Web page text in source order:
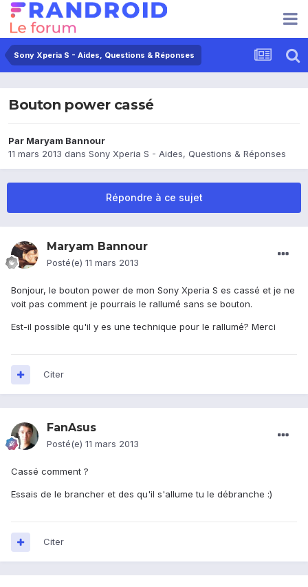
Sony Xperia S - Aides, Questions & Réponses
Bouton power cassé
Par Maryam Bannour
11 mars 2013 dans Sony Xperia S - Aides, Questions & Réponses
Répondre à ce sujet
Maryam Bannour
Posté(e) 11 mars 2013
Bonjour, le bouton power de mon Sony Xperia S es cassé et je ne
voit pas comment je pourrais le rallumé sans se bouton.
Est-il possible qu'il y es une technique pour le rallumé? Merci
Citer
FanAsus
Posté(e) 11 mars 2013
Cassé comment ?
Essais de le brancher et des qu'il s'allume tu le débranche :)
Citer